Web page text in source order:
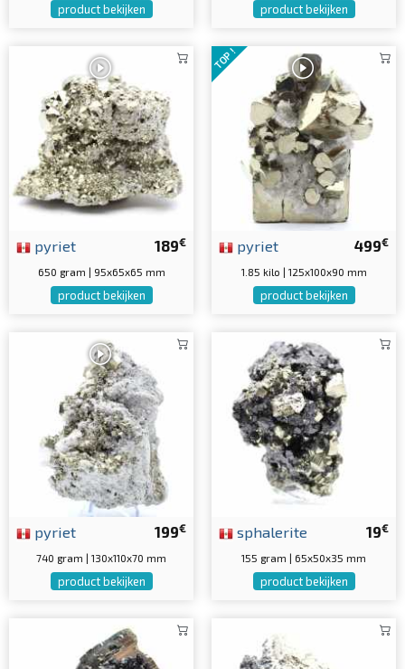
product bekijken product bekijken
189€
pyriet
650 gram | 95x65x65 mm
product bekijken
TOP !
499€
pyriet
1.85 kilo | 125x100x90 mm
product bekijken
199€
pyriet
740 gram | 130x110x70 mm
product bekijken
19€
sphalerite
155 gram | 65x50x35 mm
product bekijken